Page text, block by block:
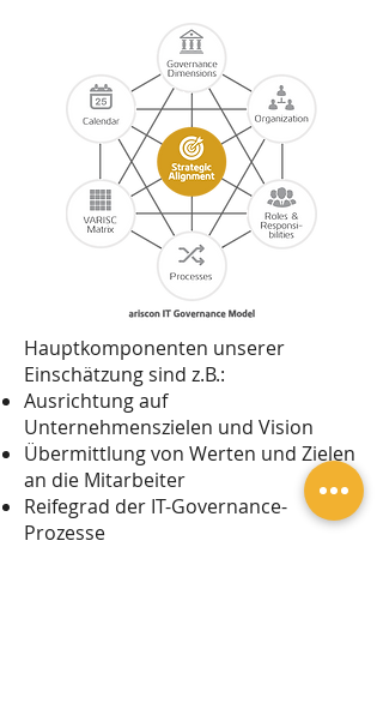
Hauptkomponenten unserer
Einschätzung sind z.B.:
Ausrichtung auf
Unternehmenszielen und Vision
Übermittlung von Werten und Zielen
an die Mitarbeiter
Reifegrad der IT-Governance-
Prozesse